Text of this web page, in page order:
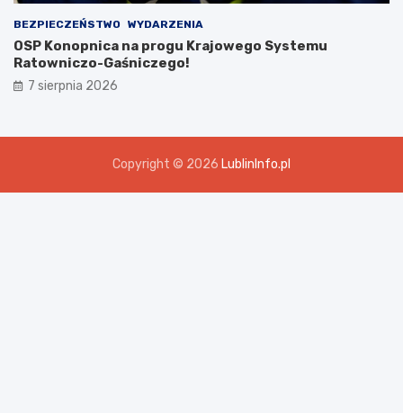
BEZPIECZEŃSTWO WYDARZENIA
OSP Konopnica na progu Krajowego Systemu
Ratowniczo-Gaśniczego!
7 sierpnia 2026
Copyright © 2026 LublinInfo.pl